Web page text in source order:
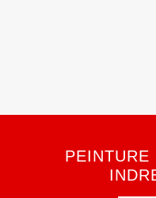
PEINTURE